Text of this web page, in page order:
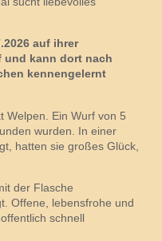
auf ihrer
und kann dort nach
kennengelernt
Welpen. Ein Wurf von 5
wurden. In einer
hatten sie großes Glück,
der Flasche
Offene, lebensfrohe und
schnell